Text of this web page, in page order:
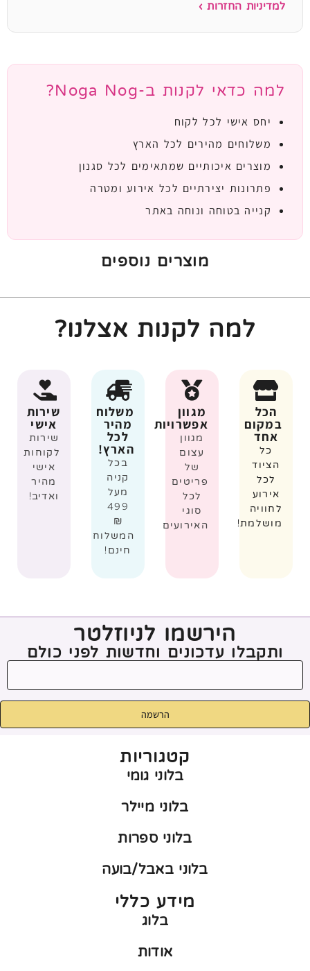
למדיניות החזרות ›
למה כדאי לקנות ב-Noga Nog?
יחס אישי לכל לקוח
משלוחים מהירים לכל הארץ
מוצרים איכותיים שמתאימים לכל סגנון
פתרונות יצירתיים לכל אירוע ומטרה
קנייה בטוחה ונוחה באתר
מוצרים נוספים
למה לקנות אצלנו?
הכל
במקום
אחד
כל
הציוד
לכל
אירוע
לחוויה
מושלמת!
מגוון
אפשרויות
מגוון
עצום
של
פריטים
לכל
סוגי
האירועים
משלוח
מהיר
לכל
הארץ!
בכל
קניה
מעל
499
₪
המשלוח
חינם!
שירות
אישי
שירות
לקוחות
אישי
מהיר
ואדיב!
הירשמו לניוזלטר
ותקבלו עדכונים וחדשות לפני כולם
הרשמה
קטגוריות
בלוני גומי
בלוני מיילר
בלוני ספרות
בלוני באבל/בועה
מידע כללי
בלוג
אודות